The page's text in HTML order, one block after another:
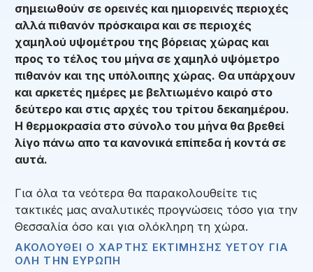
σημειωθούν σε ορεινές και ημιορεινές περιοχές
αλλά πιθανόν πρόσκαιρα και σε περιοχές
χαμηλού υψομέτρου της βόρειας χώρας και
προς το τέλος του μήνα σε χαμηλό υψόμετρο
πιθανόν και της υπόλοιπης χώρας. Θα υπάρχουν
και αρκετές ημέρες με βελτιωμένο καιρό στο
δεύτερο και στις αρχές του τρίτου δεκαημέρου.
Η θερμοκρασία στο σύνολο του μήνα θα βρεθεί
λίγο πάνω απο τα κανονικά επίπεδα ή κοντά σε
αυτά.
Για όλα τα νεότερα θα παρακολουθείτε τις
τακτικές μας αναλυτικές προγνώσεις τόσο για την
Θεσσαλία όσο και για ολόκληρη τη χώρα.
ΑΚΟΛΟΥΘΕΙ Ο ΧΑΡΤΗΣ ΕΚΤΙΜΗΣΗΣ ΥΕΤΟΥ ΓΙΑ
ΟΛΗ ΤΗΝ ΕΥΡΩΠΗ